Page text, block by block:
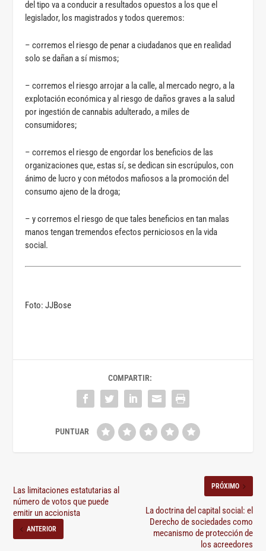
del tipo va a conducir a resultados opuestos a los que el
legislador, los magistrados y todos queremos:
– corremos el riesgo de penar a ciudadanos que en realidad
solo se dañan a sí mismos;
– corremos el riesgo arrojar a la calle, al mercado negro, a la
explotación económica y al riesgo de daños graves a la salud
por ingestión de cannabis adulterado, a miles de
consumidores;
– corremos el riesgo de engordar los beneficios de las
organizaciones que, estas sí, se dedican sin escrúpulos, con
ánimo de lucro y con métodos mafiosos a la promoción del
consumo ajeno de la droga;
– y corremos el riesgo de que tales beneficios en tan malas
manos tengan tremendos efectos perniciosos en la vida
social.
Foto: JJBose
COMPARTIR:
Las limitaciones estatutarias al
número de votos que puede
emitir un accionista
ANTERIOR
PRÓXIMO
La doctrina del capital social: el
Derecho de sociedades como
mecanismo de protección de
los acreedores